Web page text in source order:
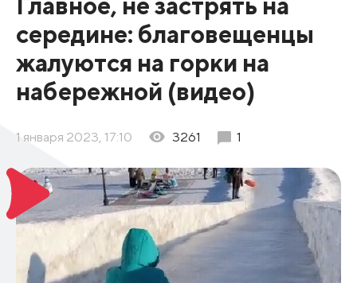
середине: благовещенцы
жалуются на горки на
набережной (видео)
1 января 2023, 17:10 3261 1